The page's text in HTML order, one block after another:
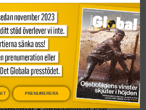
processen att bilda en
för det största enskilda
först få frågan att bilda
Duda, som också tillhör
skulle i så fall få 30 dagar på
terrängen.
PRENUMERERA